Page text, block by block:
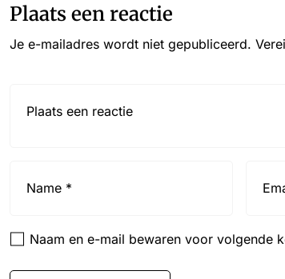
Plaats een reactie
Je e-mailadres wordt niet gepubliceerd.
Naam en e-mail bewaren voor volgende